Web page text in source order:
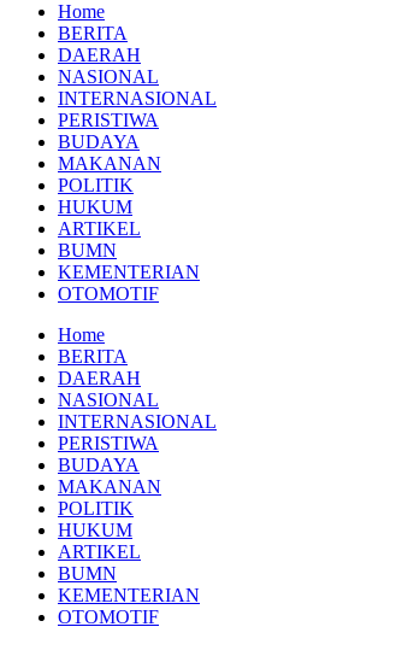
Home
BERITA
DAERAH
NASIONAL
INTERNASIONAL
PERISTIWA
BUDAYA
MAKANAN
POLITIK
HUKUM
ARTIKEL
BUMN
KEMENTERIAN
OTOMOTIF
Home
BERITA
DAERAH
NASIONAL
INTERNASIONAL
PERISTIWA
BUDAYA
MAKANAN
POLITIK
HUKUM
ARTIKEL
BUMN
KEMENTERIAN
OTOMOTIF